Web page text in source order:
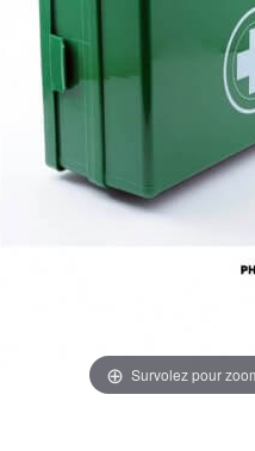
Survolez pour